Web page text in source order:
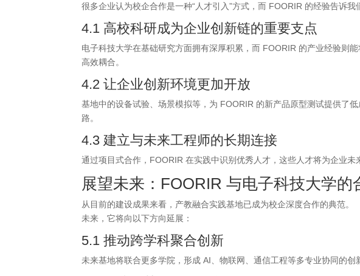
很多企业认为校企合作是一种“人才引入”方式，而 FOORIR 的经验告诉我
4.1 高校科研成为企业创新链的重要支点
电子科技大学在基础研究方面拥有深厚积累，而 FOORIR 的产业经验则
高效耦合。
4.2 让企业创新环境更加开放
基地中的设备试验、场景模拟等，为 FOORIR 的新产品原型测试提供了
路。
4.3 建立与未来工程师的长期连接
通过项目式合作，FOORIR 在实践中识别优秀人才，这些人才将为企业未
展望未来： FOORIR 与电子科技大学的
从目前的建设成果来看，产教融合实践基地已成为校企深度合作的典范。
未来，它将向以下方向延展：
5.1 推动跨学科聚合创新
未来基地将联合更多学院，形成 AI、物联网、通信工程等多专业协同的创